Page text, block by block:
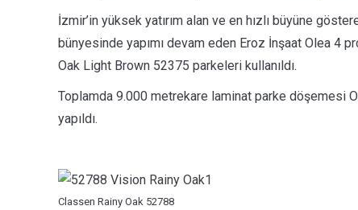
İzmir’in yüksek yatırım alan ve en hızlı büyüne
bünyesinde yapımı devam eden Eroz İnşaat Olea 4
Oak Light Brown 52375 parkeleri kullanıldı.
Toplamda 9.000 metrekare laminat parke döşemesi
yapıldı.
Classen Rainy Oak 52788